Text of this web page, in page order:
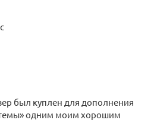
был куплен для дополнения
одним моим хорошим